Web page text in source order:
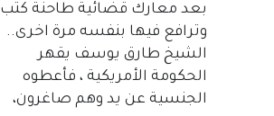
بعد معارك قضائية طاحنة كتب
وترافع فيها بنفسه مرة اخرى..
الشيخ طارق يوسف يقهر
الحكومة الأمريكية ، فأعطوه
الجنسية عن يد وهم صاغرون،